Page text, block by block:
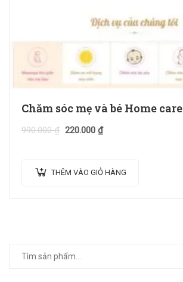
Chăm sóc mẹ và bé Home care
990.000₫ 220.000 ₫
THÊM VÀO GIỎ HÀNG